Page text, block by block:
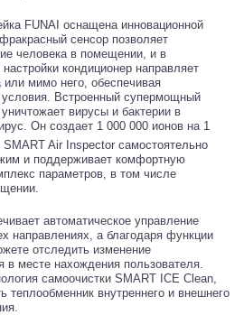
FUNAI оснащена инновационной
сенсор позволяет
человека в помещении, и в
кондиционер направляет
или мимо него, обеспечивая
Встроенный супермощный
вирусы и бактерии в
Он создает 1 000 000 ионов на 1
SMART Air Inspector самостоятельно
и поддерживает комфортную
параметров, в том числе
автоматическое управление
направлениях, а благодаря функции
отследить изменение
в месте нахождения пользователя.
самоочистки SMART ICE Clean,
теплообменник внутреннего и внешнего